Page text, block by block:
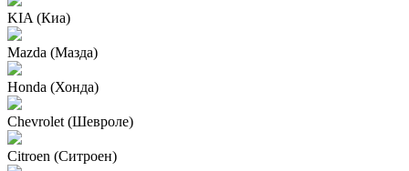
KIA (Киа)
Mazda (Мазда)
Honda (Хонда)
Chevrolet (Шевроле)
Citroen (Ситроен)